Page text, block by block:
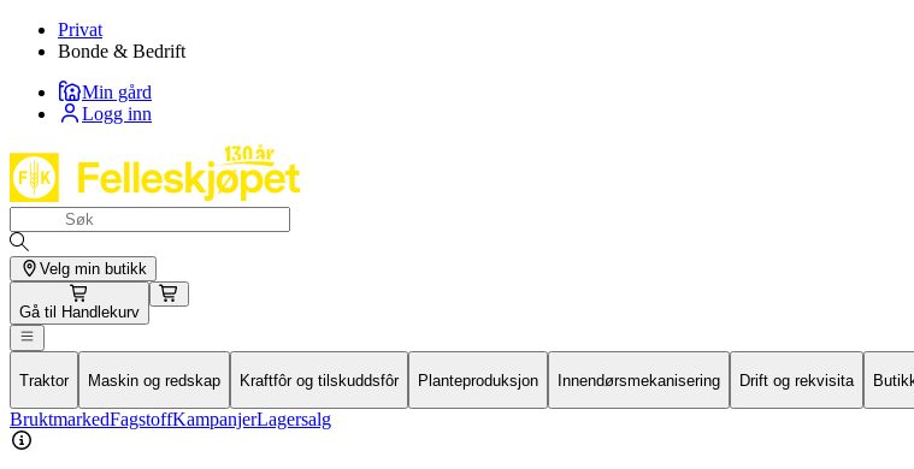
Privat
Bonde & Bedrift
Min gård
Logg inn
Velg min butikk
Gå til Handlekurv
Traktor Maskin og redskap Kraftfôr og tilskuddsfôr Planteproduksjon Innendørsmekanisering Drift og rekvisita
BruktmarkedFagstoffKampanjerLagersalg